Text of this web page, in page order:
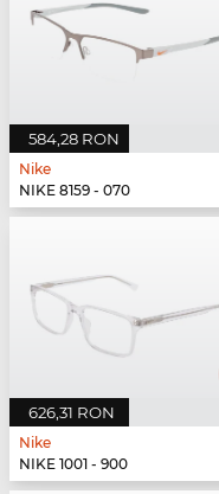
584,28 RON
Nike
NIKE 8159 - 070
626,31 RON
Nike
NIKE 1001 - 900